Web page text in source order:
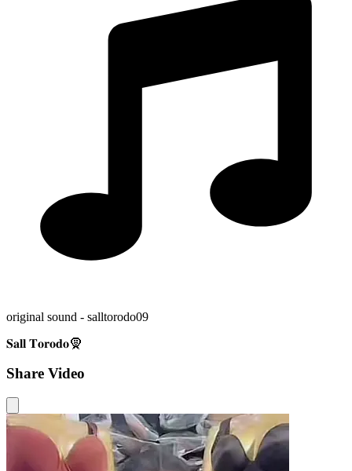
original sound - salltorodo09
𝐒𝐚𝐥𝐥 𝐓𝐨𝐫𝐨𝐝𝐨🧕
Share Video